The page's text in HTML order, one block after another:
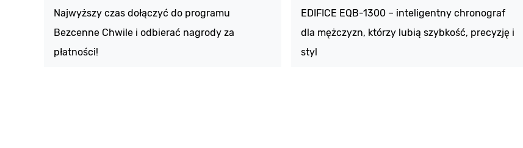
Najwyższy czas dołączyć do programu
Bezcenne Chwile i odbierać nagrody za
płatności!
EDIFICE EQB-1300 – inteligentny chronograf
dla mężczyzn, którzy lubią szybkość, precyzję i
styl